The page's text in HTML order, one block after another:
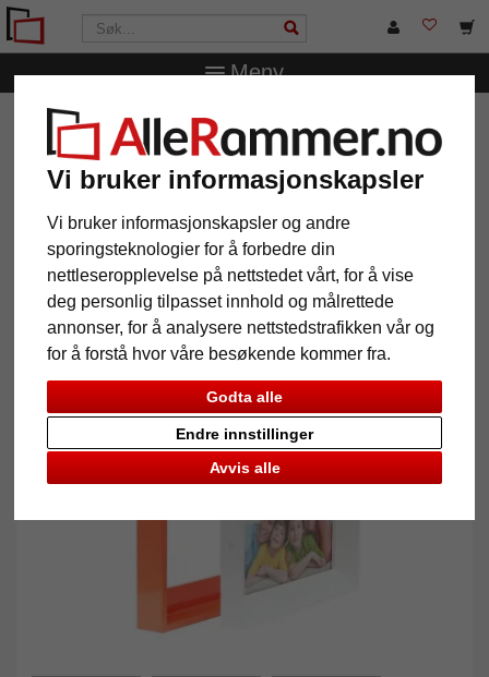
Vi bruker informasjonskapsler
Vi bruker informasjonskapsler og andre
sporingsteknologier for å forbedre din
nettleseropplevelse på nettstedet vårt, for å vise
deg personlig tilpasset innhold og målrettede
annonser, for å analysere nettstedstrafikken vår og
for å forstå hvor våre besøkende kommer fra.
Godta alle
Avvis alle
Endre innstillinger
Meny
AlleRammer.no Bilderammer
treramme Philippe
Dobbelsidig treramme Philippe
Tilbake